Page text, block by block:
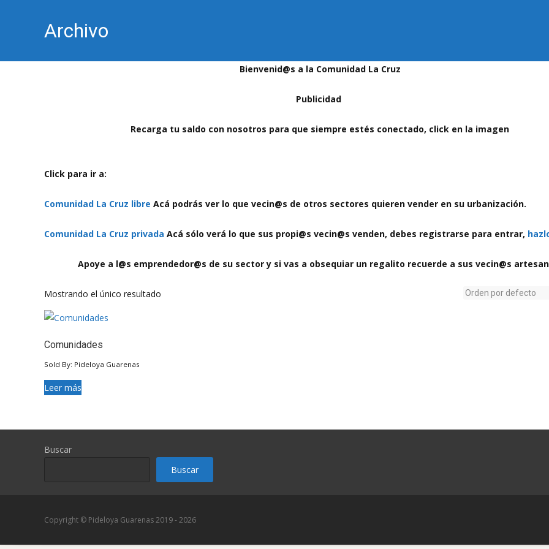
Archivo
Bienvenid@s a la Comunidad La Cruz
Publicidad
Recarga tu saldo con nosotros para que siempre estés conectado, click en la imagen
Click para ir a:
Comunidad La Cruz libre Acá podrás ver lo que vecin@s de otros sectores quieren vender en su urbanización.
Comunidad La Cruz privada Acá sólo verá lo que sus propi@s vecin@s venden, debes registrarse para entrar,
Apoye a l@s emprendedor@s de su sector y si vas a obsequiar un regalito recuerde a sus vecin@s
Mostrando el único resultado
Comunidades
Sold By: Pideloya Guarenas
Leer más
Buscar
Buscar
Copyright © Pideloya Guarenas 2019 - 2026